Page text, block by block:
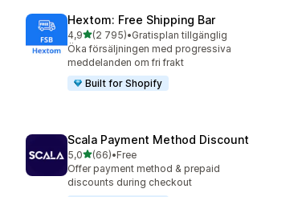
Hextom: Free Shipping Bar
4,9av 5 stjärnor
(2 795)
2795 recensioner totalt
•Gratisplan tillgänglig
Öka försäljningen med progressiva
meddelanden om fri frakt
Built for Shopify
Scala Payment Method Discount
5,0av 5 stjärnor
(66)
66 recensioner totalt
•Free
Offer payment method & prepaid
discounts during checkout